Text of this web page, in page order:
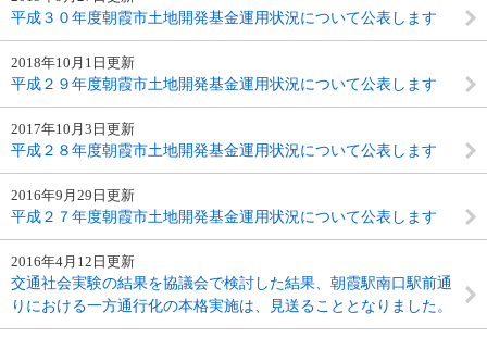
平成３０年度朝霞市土地開発基金運用状況について公表します
2018年10月1日更新
平成２９年度朝霞市土地開発基金運用状況について公表します
2017年10月3日更新
平成２８年度朝霞市土地開発基金運用状況について公表します
2016年9月29日更新
平成２７年度朝霞市土地開発基金運用状況について公表します
2016年4月12日更新
交通社会実験の結果を協議会で検討した結果、朝霞駅南口駅前通
りにおける一方通行化の本格実施は、見送ることとなりました。